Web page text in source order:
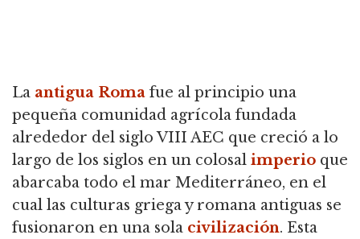
La antigua Roma fue al principio una
pequeña comunidad agrícola fundada
alrededor del siglo VIII AEC que creció a lo
largo de los siglos en un colosal imperio que
abarcaba todo el mar Mediterráneo, en el
cual las culturas griega y romana antiguas se
fusionaron en una sola civilización. Esta